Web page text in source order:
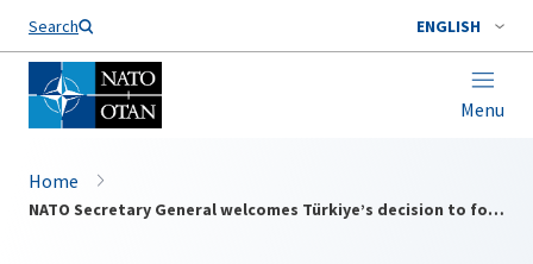
Search ENGLISH
Menu
Home
NATO Secretary General welcomes Türkiye’s decision to forward Sweden accession protocols to parliament